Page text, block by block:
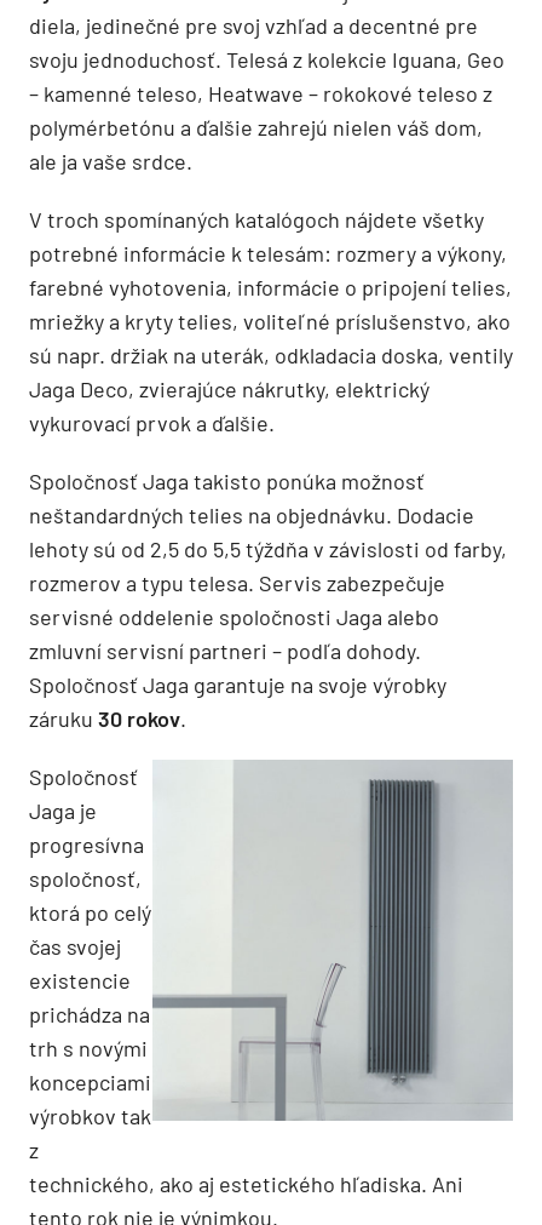
diela, jedinečné pre svoj vzhľad a decentné pre
svoju jednoduchosť. Telesá z kolekcie Iguana, Geo
– kamenné teleso, Heatwave – rokokové teleso z
polymérbetónu a ďalšie zahrejú nielen váš dom,
ale ja vaše srdce.
V troch spomínaných katalógoch nájdete všetky
potrebné informácie k telesám: rozmery a výkony,
farebné vyhotovenia, informácie o pripojení telies,
mriežky a kryty telies, voliteľné príslušenstvo, ako
sú napr. držiak na uterák, odkladacia doska, ventily
Jaga Deco, zvierajúce nákrutky, elektrický
vykurovací prvok a ďalšie.
Spoločnosť Jaga takisto ponúka možnosť
neštandardných telies na objednávku. Dodacie
lehoty sú od 2,5 do 5,5 týždňa v závislosti od farby,
rozmerov a typu telesa. Servis zabezpečuje
servisné oddelenie spoločnosti Jaga alebo
zmluvní servisní partneri – podľa dohody.
Spoločnosť Jaga garantuje na svoje výrobky
záruku 30 rokov.
Spoločnosť
Jaga je
progresívna
spoločnosť,
ktorá po celý
čas svojej
existencie
prichádza na
trh s novými
koncepciami
výrobkov tak
z
technického, ako aj estetického hľadiska. Ani
tento rok nie je výnimkou.